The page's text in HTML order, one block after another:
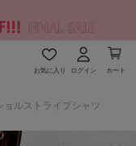
お気に入り ログイン カート
ョルストライプシャツ